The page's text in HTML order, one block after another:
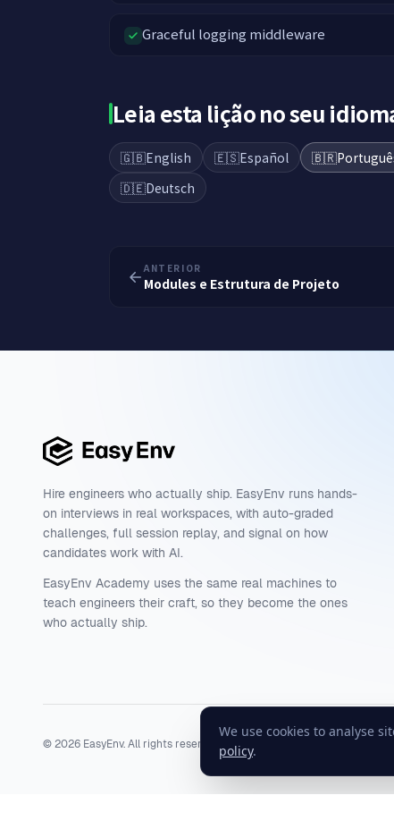
We use cookies to analyse
policy.
Graceful logging middleware
Leia esta lição no seu
🇬🇧English 🇪🇸Español 🇧🇷
🇩🇪Deutsch
ANTERIOR
Modules e Estrutura de Projeto
Hire engineers who actually ship. EasyEnv runs hands-
on interviews in real workspaces, with auto-graded
challenges, full session replay, and signal on how
candidates work with AI.
EasyEnv Academy uses the same real machines to
teach engineers their craft, so they become the ones
who actually ship.
©2026 EasyEnv. All rights reserved. Terms Status